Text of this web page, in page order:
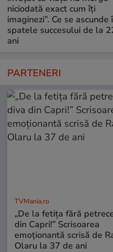
niciodată exact cum îți
imaginezi”. Ce se ascunde
spatele succesului de la
ani
PARTENERI
TVMania.ro
„De la fetița fără
din Capri!” Scrisoarea
emoționantă scrisă de
Olaru la 37 de ani